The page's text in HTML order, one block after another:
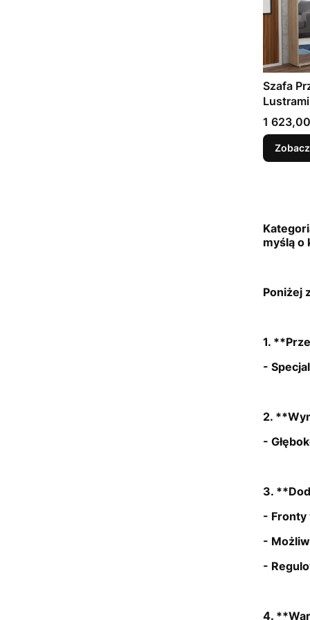
Szafa
Cena
1 623,00
myślą o
Poniżej
1.
-
2.
-
3.
- Fronty
-
-
4.